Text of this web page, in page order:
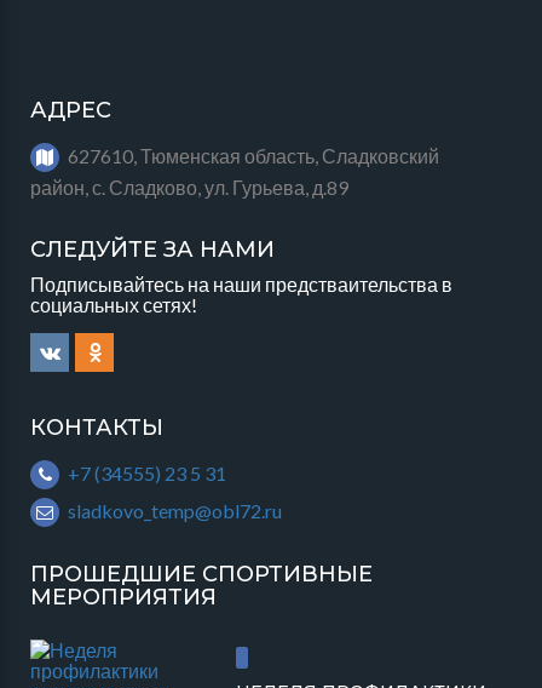
АДРЕС
627610, Тюменская область, Сладковский
район, с. Сладково, ул. Гурьева, д.89
СЛЕДУЙТЕ ЗА НАМИ
Подписывайтесь на наши предстваительства в
социальных сетях!
КОНТАКТЫ
+7 (34555) 23 5 31
sladkovo_temp@obl72.ru
ПРОШЕДШИЕ СПОРТИВНЫЕ
МЕРОПРИЯТИЯ